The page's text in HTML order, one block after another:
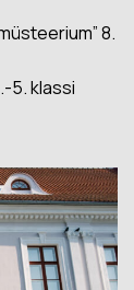
8.
5. klassi